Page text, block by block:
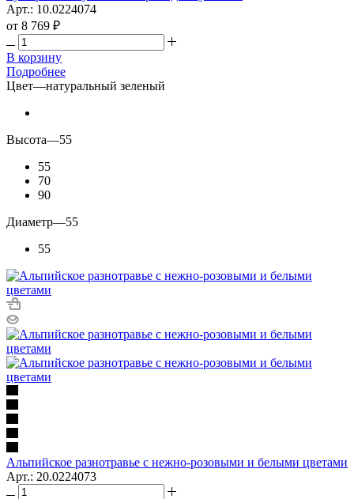
Арт.: 10.0224074
от 8 769 ₽
В корзину
Подробнее
Цвет—натуральный зеленый
Высота—55
55
70
90
Диаметр—55
55
Альпийское разнотравье с нежно-розовыми и белыми цветами
Арт.: 20.0224073